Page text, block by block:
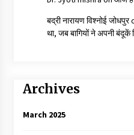
बद्री नारायण विश्नोई जोधपुर
था, जब बागियों ने अपनी बंदूकें
Archives
March 2025